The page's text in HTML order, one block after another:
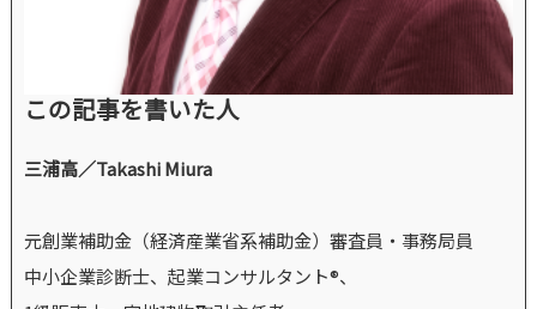
この記事を書いた人
三浦高／Takashi Miura
元創業補助金（経済産業省系補助金）審査員・事務局員
中小企業診断士、起業コンサルタント®、